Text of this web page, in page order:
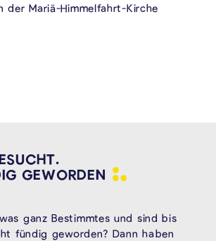
der Mariä-Himmelfahrt-Kirche
GEWORDEN
ganz Bestimmtes und sind bis
fündig geworden? Dann haben